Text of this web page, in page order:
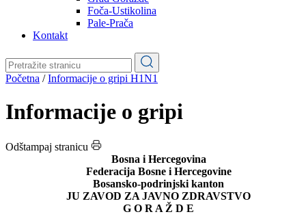
Općine
Pale-Prača
Kontakt
Početna/ Informacije o gripi H1N1
Informacije o gripi
Bosna i Hercegovina
Federacija Bosne i Hercegovine